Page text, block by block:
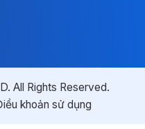
All Rights Reserved.
khoản sử dụng